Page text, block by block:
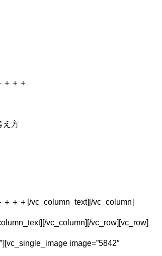
＋＋＋
え方
＋＋[/vc_column_text][/vc_column]
vc_column][/vc_row][vc_row]
image=”5842″